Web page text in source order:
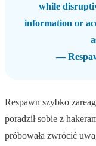
while
information or
—
Respawn szybko
poradził sobie z
próbowała zwrócić